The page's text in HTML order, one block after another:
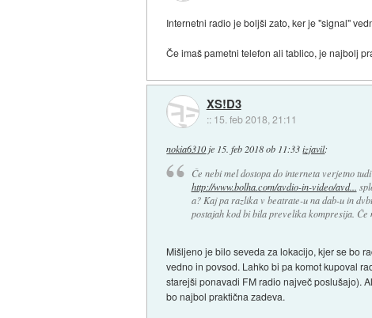
Internetni radio je boljši zato, ker je "signal"
Če imaš pametni telefon ali tablico, je najbolj
XS!D3
:: 15. feb 2018, 21:11
nokia6310je 15. feb 2018 ob 11:33 izjavil:
Če nebi mel dostopa do interneta verjetno
http://www.bolha.com/avdio-in-video/avd...
a? Kaj pa razlika v beatrate-u na dab-u in
postajah kod bi bila prevelika kompresija. Če
Mišljeno je bilo seveda za lokacijo, kjer se bo
vedno in povsod. Lahko bi pa komot kupoval
starejši ponavadi FM radio največ poslušajo).
bo najbol praktična zadeva.